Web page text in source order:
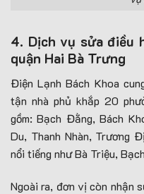
4. Dịch vụ sửa điều
quận Hai Bà Trưng
Điện Lạnh Bách Khoa
tận nhà phủ khắp 20
gồm: Bạch Đằng, Bách
Du, Thanh Nhàn, Trương
nổi tiếng như Bà Triệu,
Ngoài ra, đơn vị còn nhận